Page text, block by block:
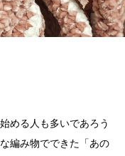
める人も多いであろう
編み物でできた「あの